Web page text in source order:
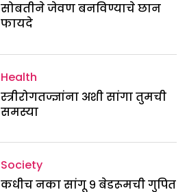
सोबतीने जेवण बनविण्याचे छान
फायदे
Health
स्त्रीरोगतज्ज्ञांना अशी सांगा तुमची
समस्या
Society
कधीच नका सांगू ९ बेडरूमची गुपित